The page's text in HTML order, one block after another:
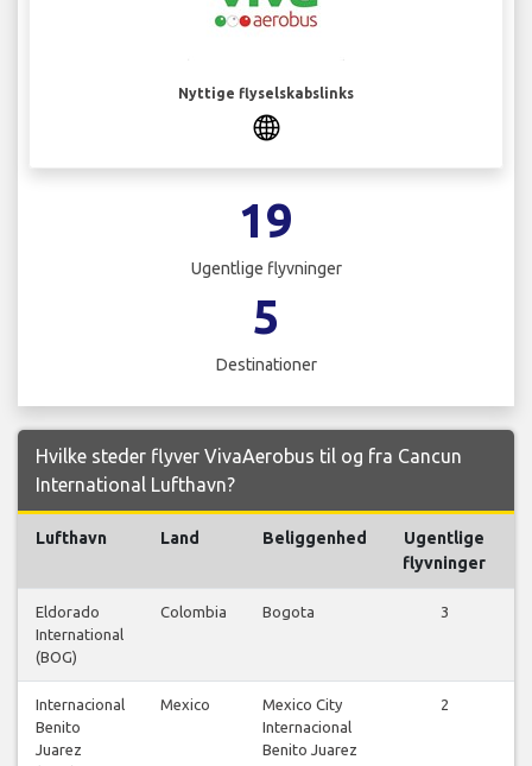
Nyttige flyselskabslinks
19
Ugentlige flyvninger
5
Destinationer
Hvilke steder flyver VivaAerobus til og fra Cancun
International Lufthavn?
Lufthavn Land Beliggenhed
Ugentlige
flyvninger
Eldorado
International
(BOG)
Colombia Bogota
3
Internacional
Benito
Juarez
Mexico
Mexico City
Internacional
Benito Juarez
2